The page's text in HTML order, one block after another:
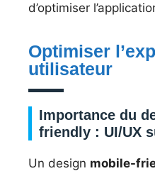
d’optimiser
Optimiser
utilisateur
Importance du
friendly : UI/UX
Un design mobile-